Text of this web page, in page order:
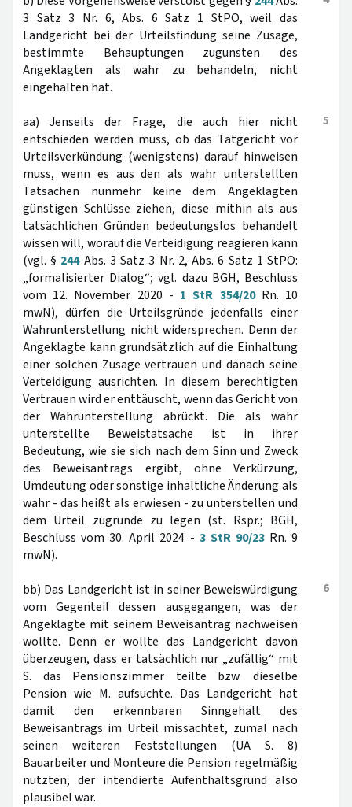
3 Satz 3 Nr. 6, Abs. 6 Satz 1 StPO, weil das
Landgericht bei der Urteilsfindung seine Zusage,
bestimmte Behauptungen zugunsten des
Angeklagten als wahr zu behandeln, nicht
eingehalten hat.
5
aa) Jenseits der Frage, die auch hier nicht
entschieden werden muss, ob das Tatgericht vor
Urteilsverkündung (wenigstens) darauf hinweisen
muss, wenn es aus den als wahr unterstellten
Tatsachen nunmehr keine dem Angeklagten
günstigen Schlüsse ziehen, diese mithin als aus
tatsächlichen Gründen bedeutungslos behandelt
wissen will, worauf die Verteidigung reagieren kann
(vgl. § 244Abs. 3 Satz 3 Nr. 2, Abs. 6 Satz 1 StPO:
„formalisierter Dialog“; vgl. dazu BGH, Beschluss
vom 12. November 2020 - 1 StR 354/20Rn. 10
mwN), dürfen die Urteilsgründe jedenfalls einer
Wahrunterstellung nicht widersprechen. Denn der
Angeklagte kann grundsätzlich auf die Einhaltung
einer solchen Zusage vertrauen und danach seine
Verteidigung ausrichten. In diesem berechtigten
Vertrauen wird er enttäuscht, wenn das Gericht von
der Wahrunterstellung abrückt. Die als wahr
unterstellte Beweistatsache ist in ihrer
Bedeutung, wie sie sich nach dem Sinn und Zweck
des Beweisantrags ergibt, ohne Verkürzung,
Umdeutung oder sonstige inhaltliche Änderung als
wahr - das heißt als erwiesen - zu unterstellen und
dem Urteil zugrunde zu legen (st. Rspr.; BGH,
Beschluss vom 30. April 2024 - 3 StR 90/23Rn. 9
mwN).
6
bb) Das Landgericht ist in seiner Beweiswürdigung
vom Gegenteil dessen ausgegangen, was der
Angeklagte mit seinem Beweisantrag nachweisen
wollte. Denn er wollte das Landgericht davon
überzeugen, dass er tatsächlich nur „zufällig“ mit
S. das Pensionszimmer teilte bzw. dieselbe
Pension wie M. aufsuchte. Das Landgericht hat
damit den erkennbaren Sinngehalt des
Beweisantrags im Urteil missachtet, zumal nach
seinen weiteren Feststellungen (UA S. 8)
Bauarbeiter und Monteure die Pension regelmäßig
nutzten, der intendierte Aufenthaltsgrund also
plausibel war.